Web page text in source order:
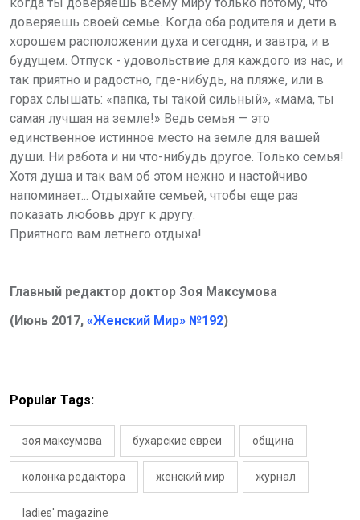
доверяешь своей семье. Когда оба родителя и дети в
хорошем расположении духа и сегодня, и завтра, и в
будущем. Отпуск - удовольствие для каждого из нас, и
так приятно и радостно, где-нибудь, на пляже, или в
горах слышать: «папка, ты такой сильный», «мама, ты
самая лучшая на земле!» Ведь семья — это
единственное истинное место на земле для вашей
души. Ни работа и ни что-нибудь другое. Только семья!
Хотя душа и так вам об этом нежно и настойчиво
напоминает... Отдыхайте семьей, чтобы еще раз
показать любовь друг к другу.
Приятного вам летнего отдыха!
Главный редактор доктор Зоя Максумова
(Июнь 2017, «Женский Мир» №192)
Popular Tags:
зоя максумова бухарские евреи община
колонка редактора женский мир журнал
ladies' magazine